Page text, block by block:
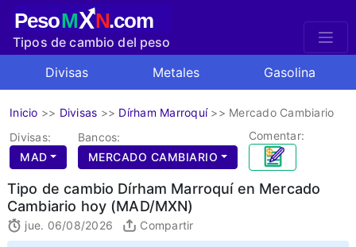
PesoMXN.com
Tipos de cambio del peso
Divisas Metales Gasolina
Inicio >> Divisas >> Dírham Marroquí>> Mercado Cambiario
Divisas:
MAD
Bancos:
MERCADO CAMBIARIO
Comentar:
Tipo de cambio Dírham Marroquí en Mercado
Cambiario hoy (MAD/MXN)
jue. 06/08/2026 Compartir